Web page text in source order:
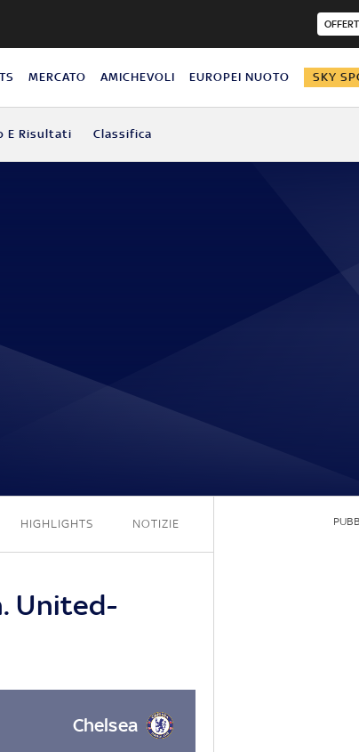
MERCATO AMICHEVOLI EUROPEI NUOTO SKY
E Risultati Classifica
HIGHLIGHTS NOTIZIE
United-
Chelsea